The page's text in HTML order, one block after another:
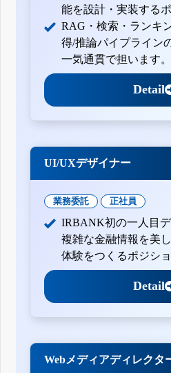
能を設計・実装する
RAG・検索・ランキ
得/推論パイプライン
一気通貫で担います。
Detail
UI/UXデザイナー
業務委託 正社員
IRBANK初の一人目デ
複雑な金融情報を美
体験をつくるポジショ
Detail
Webメディアディレクタ